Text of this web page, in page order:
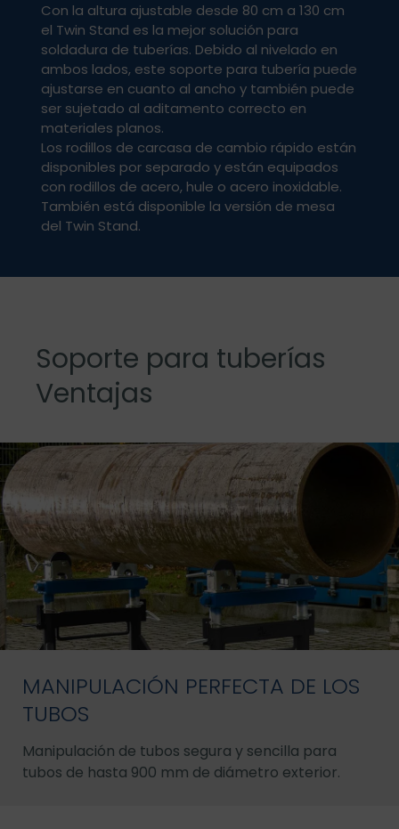
Con la altura ajustable desde 80 cm a 130 cm
el Twin Stand es la mejor solución para
soldadura de tuberías. Debido al nivelado en
ambos lados, este soporte para tubería puede
ajustarse en cuanto al ancho y también puede
ser sujetado al aditamento correcto en
materiales planos.
Los rodillos de carcasa de cambio rápido están
disponibles por separado y están equipados
con rodillos de acero, hule o acero inoxidable.
También está disponible la versión de mesa
del Twin Stand.
Soporte para tuberías
Ventajas
MANIPULACIÓN PERFECTA DE LOS
TUBOS
Manipulación de tubos segura y sencilla para
tubos de hasta 900 mm de diámetro exterior.